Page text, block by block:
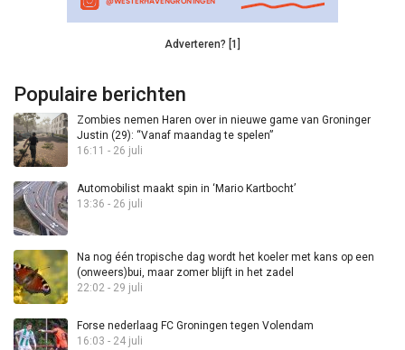
Adverteren? [1]
Populaire berichten
Zombies nemen Haren over in nieuwe game van Groninger
Justin (29): “Vanaf maandag te spelen”
16:11 - 26 juli
Automobilist maakt spin in ‘Mario Kartbocht’
13:36 - 26 juli
Na nog één tropische dag wordt het koeler met kans op een
(onweers)bui, maar zomer blijft in het zadel
22:02 - 29 juli
Forse nederlaag FC Groningen tegen Volendam
16:03 - 24 juli